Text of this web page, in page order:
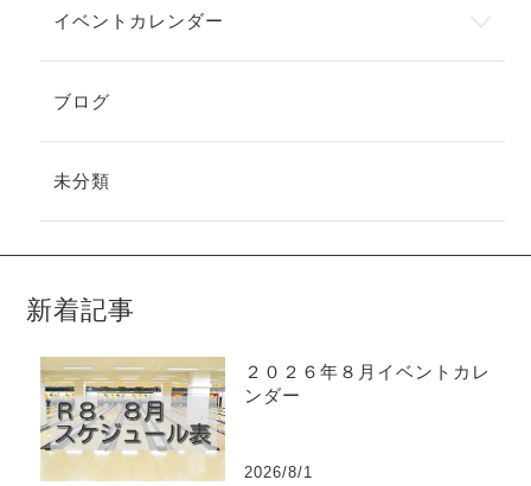
イベントカレンダー
ブログ
未分類
新着記事
２０２６年８月イベントカレ
ンダー
2026/8/1